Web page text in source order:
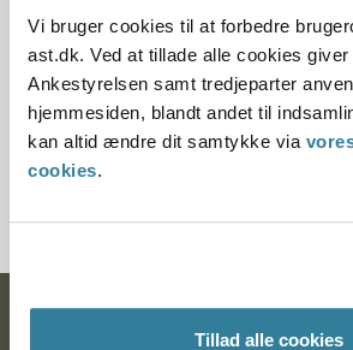
Vi bruger cookies til at forbedre
ast.dk. Ved at tillade alle cookies
Ankestyrelsen samt tredjeparter
hjemmesiden, blandt andet til
kan altid ændre dit samtykke via
cookies.
Tillad alle cookies
Paragraf
§ 14 § 15
Journalnummer